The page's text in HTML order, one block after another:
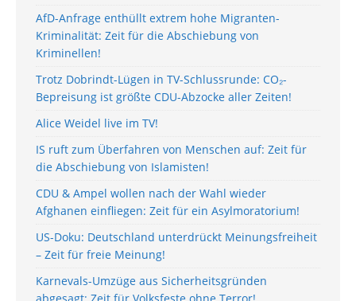
AfD-Anfrage enthüllt extrem hohe Migranten-
Kriminalität: Zeit für die Abschiebung von
Kriminellen!
Trotz Dobrindt-Lügen in TV-Schlussrunde: CO₂-
Bepreisung ist größte CDU-Abzocke aller Zeiten!
Alice Weidel live im TV!
IS ruft zum Überfahren von Menschen auf: Zeit für
die Abschiebung von Islamisten!
CDU & Ampel wollen nach der Wahl wieder
Afghanen einfliegen: Zeit für ein Asylmoratorium!
US-Doku: Deutschland unterdrückt Meinungsfreiheit
– Zeit für freie Meinung!
Karnevals-Umzüge aus Sicherheitsgründen